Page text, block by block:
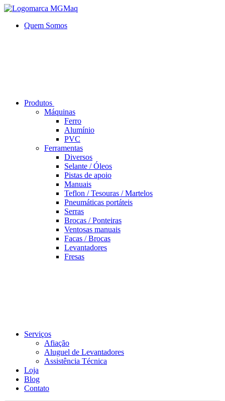
Quem Somos
Produtos
Máquinas
Ferro
Alumí­nio
PVC
Ferramentas
Diversos
Selante / Óleos
Pistas de apoio
Manuais
Teflon / Tesouras / Martelos
Pneumáticas portáteis
Serras
Brocas / Ponteiras
Ventosas manuais
Facas / Brocas
Levantadores
Fresas
Serviços
Afiação
Aluguel de Levantadores
Assistência Técnica
Loja
Blog
Contato